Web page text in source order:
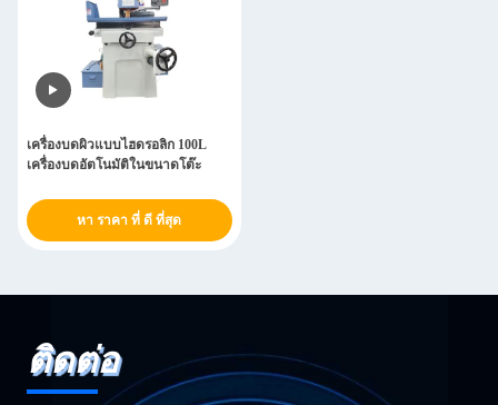
เครื่องบดผิวแบบไฮดรอลิก 100L
เครื่องบดอัตโนมัติในขนาดโต๊ะ
หา ราคา ที่ ดี ที่สุด
ติดต่อ